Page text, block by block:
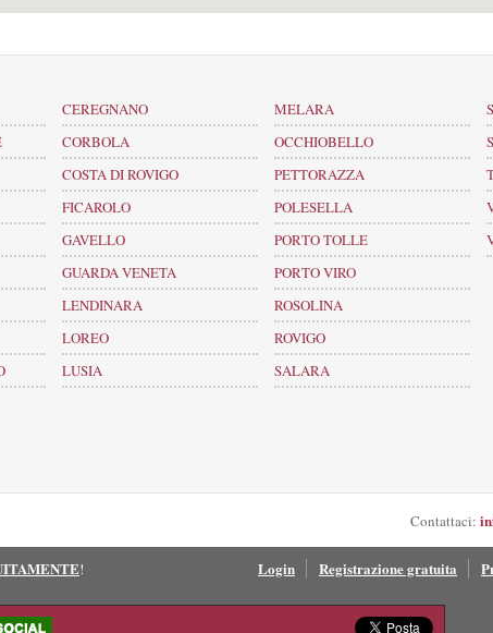
CEREGNANO
CORBOLA
COSTA DI ROVIGO
FICAROLO
GAVELLO
GUARDA VENETA
LENDINARA
LOREO
LUSIA
MELARA
OCCHIOBELLO
PETTORAZZA
POLESELLA
PORTO TOLLE
PORTO VIRO
ROSOLINA
ROVIGO
SALARA
Contattaci:
! Login Registrazione gratuita